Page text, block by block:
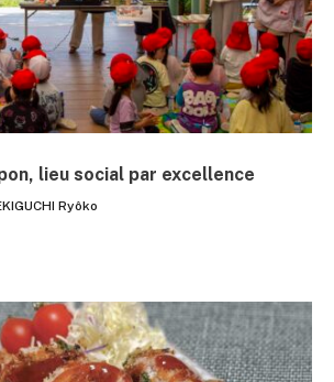
lieu social par excellence
Ryôko